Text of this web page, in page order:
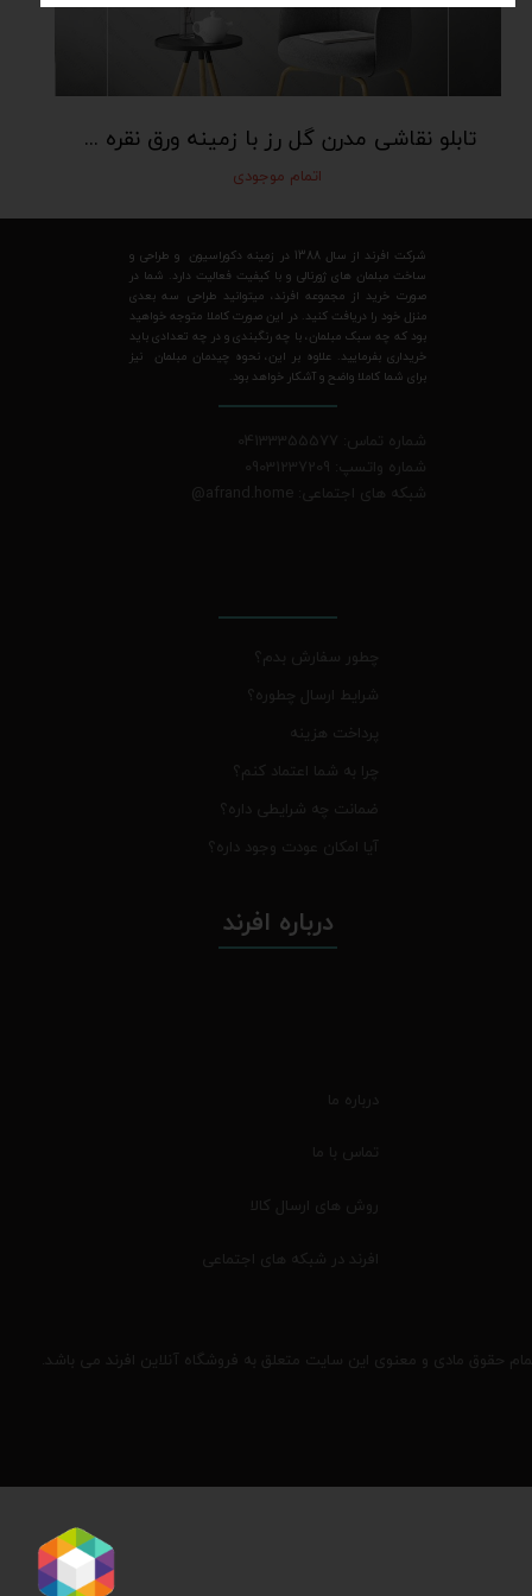
تابلو نقاشی مدرن گل رز با زمینه ورق نقره art100
اتمام موجودی
شرکت افرند از سال 1388 در زمینه دکوراسیون و طراحی و
ساخت مبلمان های ژورنالی و با کیفیت فعالیت دارد. شما در
صورت خرید از مجموعه افرند، میتوانید طراحی سه بعدی
منزل خود را دریافت کنید. در این صورت کاملا متوجه خواهید
بود که چه سبک مبلمان، با چه رنگبندی و در چه تعدادی باید
خریداری بفرمایید. علاوه بر این، نحوه چیدمان مبلمان نیز
برای شما کاملا واضح و آشکار خواهد بود.
شماره تماس: 04133355577
شماره واتسپ: 09031237209
شبکه های اجتماعی: afrand.home
@
چطور سفارش بدم؟
شرایط ارسال چطوره؟
پرداخت هزینه
چرا به شما اعتماد کنم؟
ضمانت چه شرایطی داره؟
آیا امکان عودت وجود داره؟
حقوق مادی و معنوی این سایت متعلق به فروشگاه آنلاین افرند می باشد.
درباره افرند
درباره ما
تماس با ما
روش های ارسال کالا
افرند در شبکه های اجتماعی